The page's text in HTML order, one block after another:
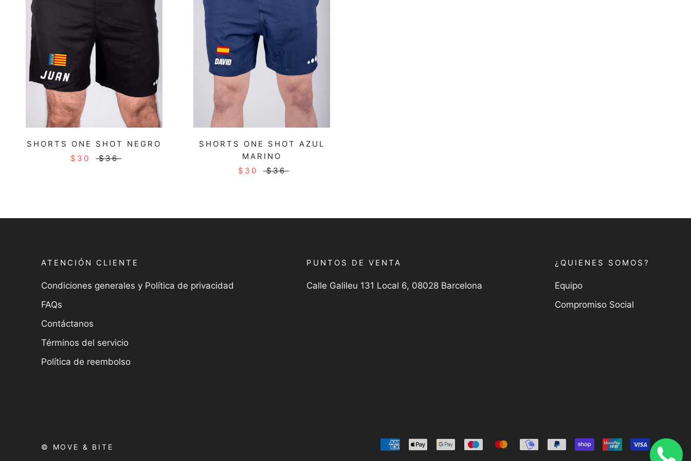
SHORTS ONE SHOT NEGRO
$30
$36
SHORTS ONE SHOT AZUL
MARINO
$30
$36
ATENCIÓN CLIENTE
Condiciones generales y Política de privacidad
FAQs
Contáctanos
Términos del servicio
Política de reembolso
PUNTOS DE VENTA
Calle Galileu 131 Local 6, 08028 Barcelona
¿QUIENES SOMOS?
Equipo
Compromiso Social
© MOVE & BITE